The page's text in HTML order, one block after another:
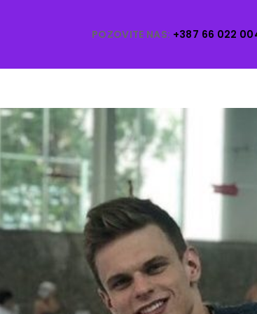
POZOVITE NAS: +387 66 022